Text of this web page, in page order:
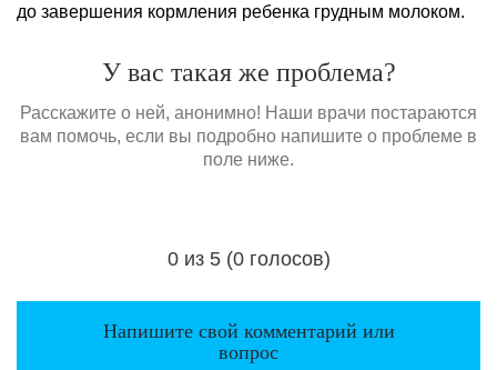
до завершения кормления ребенка грудным молоком.
У вас такая же проблема?
Расскажите о ней, анонимно! Наши врачи постараются
вам помочь, если вы подробно напишите о проблеме в
поле ниже.
Загрузка...
0 из 5 (0 голосов)
Напишите свой комментарий или
вопрос